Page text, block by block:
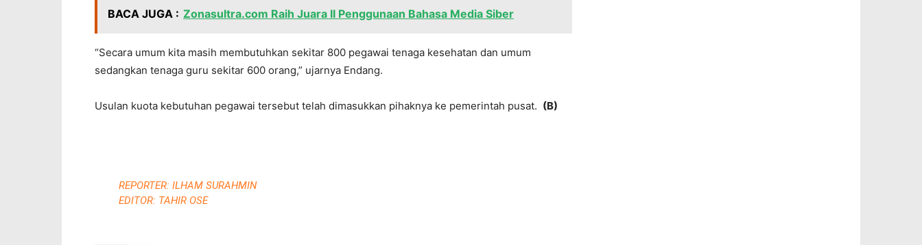
BACA JUGA : Zonasultra.com Raih Juara II Penggunaan Bahasa Media Siber
“Secara umum kita masih membutuhkan sekitar 800 pegawai tenaga kesehatan dan umum
sedangkan tenaga guru sekitar 600 orang,” ujarnya Endang.
Usulan kuota kebutuhan pegawai tersebut telah dimasukkan pihaknya ke pemerintah pusat. (B)
REPORTER: ILHAM SURAHMIN
EDITOR: TAHIR OSE